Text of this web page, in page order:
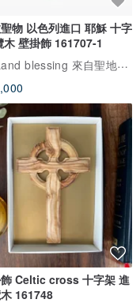
奇的堅固，足以應對日
生日、節日或其他特別
成為一個貼心的禮物，
物 以色列進口 耶穌 十字
木 壁掛飾 161707-1
Holy Land blessing 來自聖地的祝福
Celtic cross 十字架 進
161748